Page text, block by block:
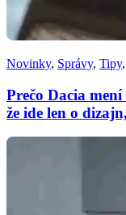
Novinky, Správy, Tipy,
Prečo Dacia
že ide len o